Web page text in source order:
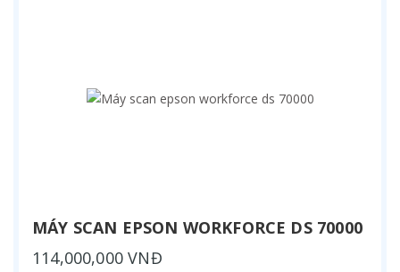
MÁY SCAN EPSON WORKFORCE DS 70000
114,000,000 VNĐ